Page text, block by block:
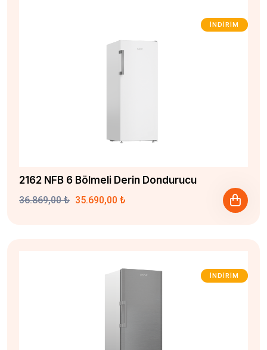
İNDIRIM
2162 NFB 6 Bölmeli Derin Dondurucu
36.869,00 ₺ 35.690,00 ₺
İNDIRIM